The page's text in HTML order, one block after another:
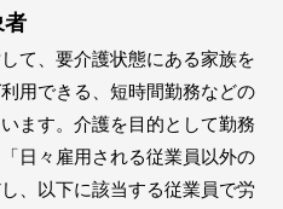
者
て、要介護状態にある家族を
用できる、短時間勤務などの
ます。介護を目的として勤務
日々雇用される従業員以外の
、以下に該当する従業員で労